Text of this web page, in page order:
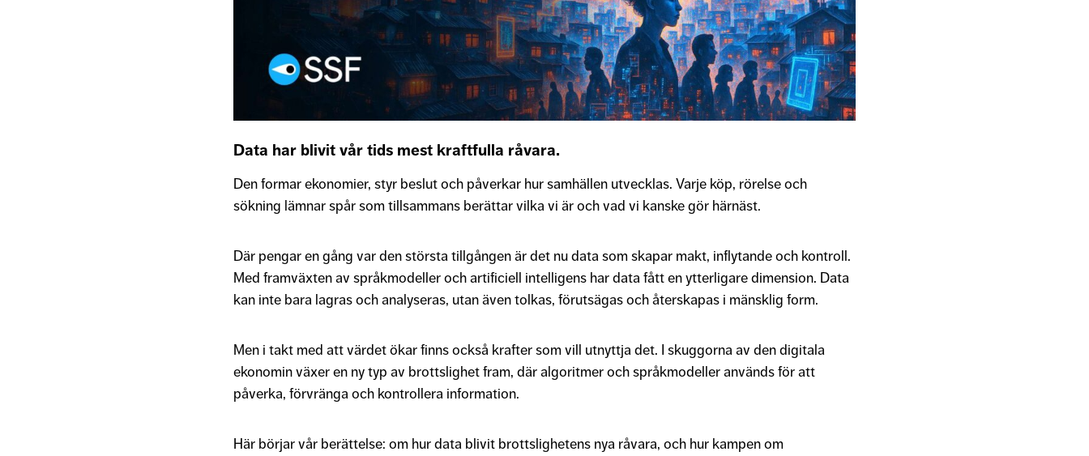
Data har blivit vår tids mest kraftfulla råvara.
Den formar ekonomier, styr beslut och påverkar hur samhällen utvecklas. Varje köp, rörelse och
sökning lämnar spår som tillsammans berättar vilka vi är och vad vi kanske gör härnäst.
Där pengar en gång var den största tillgången är det nu data som skapar makt, inflytande och kontroll.
Med framväxten av språkmodeller och artificiell intelligens har data fått en ytterligare dimension. Data
kan inte bara lagras och analyseras, utan även tolkas, förutsägas och återskapas i mänsklig form.
Men i takt med att värdet ökar finns också krafter som vill utnyttja det. I skuggorna av den digitala
ekonomin växer en ny typ av brottslighet fram, där algoritmer och språkmodeller används för att
påverka, förvränga och kontrollera information.
Här börjar vår berättelse: om hur data blivit brottslighetens nya råvara, och hur kampen om